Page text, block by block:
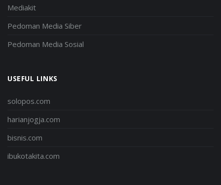
Mediakit
Pedoman Media Siber
Pedoman Media Sosial
USEFUL LINKS
solopos.com
harianjogja.com
bisnis.com
ibukotakita.com